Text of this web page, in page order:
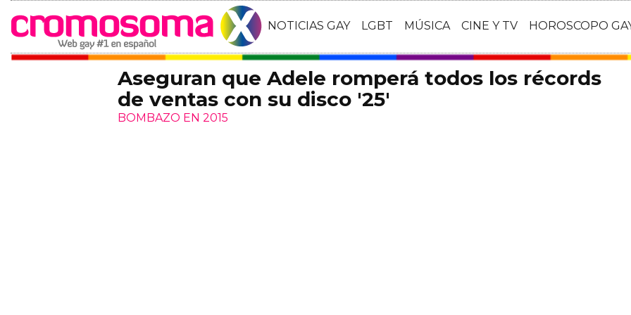
NOTICIAS GAY LGBT MÚSICA CINE Y TV HOROSCOPO
Aseguran que Adele romperá todos los récords
de ventas con su disco '25'
BOMBAZO EN 2015